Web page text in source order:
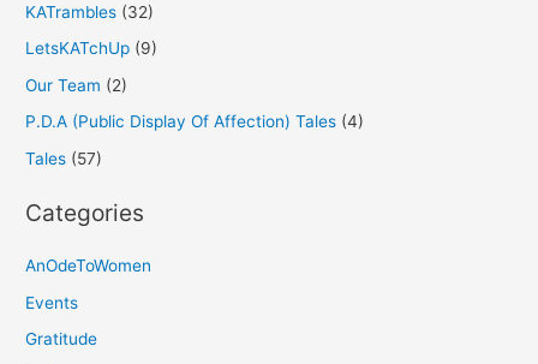
KATrambles (32)
LetsKATchUp (9)
Our Team (2)
P.D.A (Public Display Of Affection) Tales (4)
Tales (57)
Categories
AnOdeToWomen
Events
Gratitude